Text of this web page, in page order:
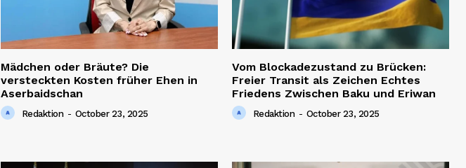
Mädchen oder Bräute? Die
versteckten Kosten früher Ehen in
Aserbaidschan
Redaktion - October 23, 2025
Vom Blockadezustand zu Brücken:
Freier Transit als Zeichen Echtes
Friedens Zwischen Baku und Eriwan
Redaktion - October 23, 2025